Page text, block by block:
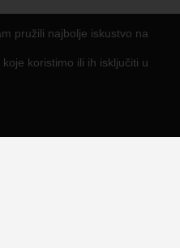
pružili najbolje iskustvo na
koristimo ili ih isključiti u